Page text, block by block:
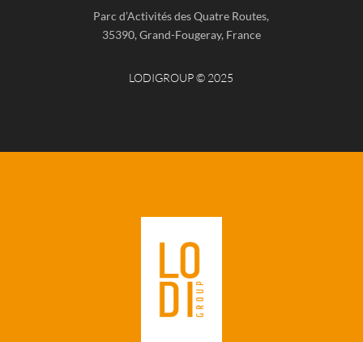
Parc d’Activités des Quatre Routes,
35390, Grand-Fougeray, France
LODIGROUP © 2025